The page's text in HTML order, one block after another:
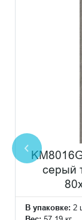
серый
В упаковке: 2